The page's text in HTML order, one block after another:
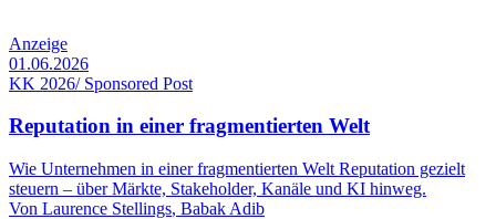
Anzeige
01.06.2026
KK 2026/ Sponsored Post
Reputation in einer fragmentierten Welt
Wie Unternehmen in einer fragmentierten Welt Reputation gezielt
steuern – über Märkte, Stakeholder, Kanäle und KI hinweg.
Von Laurence Stellings, Babak Adib